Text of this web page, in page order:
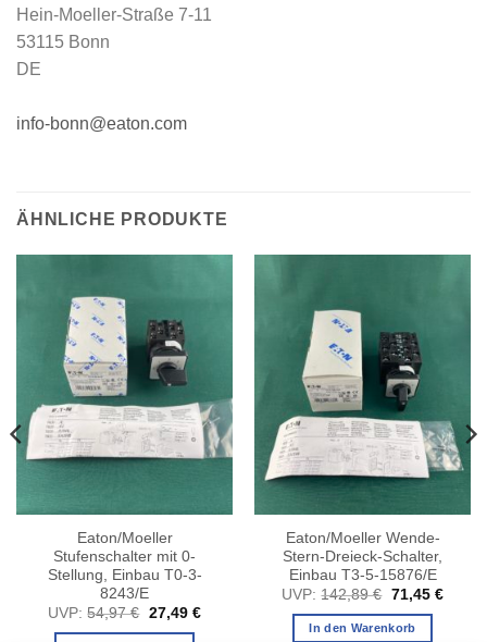
Hein-Moeller-Straße 7-11
53115 Bonn
DE
info-bonn@eaton.com
ÄHNLICHE PRODUKTE
Eaton/Moeller
Stufenschalter mit 0-
Stellung, Einbau T0-3-
8243/E
UVP: 54,97€ Ursprünglicher
27,49 €Aktueller
Eaton/Moeller Wende-
Stern-Dreieck-Schalter,
Einbau T3-5-15876/E
UVP: 142,89€
war:
142,89 €
71,45 €
In den Warenkorb